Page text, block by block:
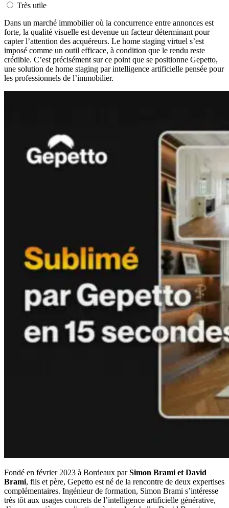
Très utile
Dans un marché immobilier où la concurrence entre annonces est
forte, la qualité visuelle est devenue un facteur déterminant pour
capter l’attention des acquéreurs. Le home staging virtuel s’est
imposé comme un outil efficace, à condition que le rendu reste
crédible. C’est précisément sur ce point que se positionne Gepetto,
une solution de home staging par intelligence artificielle pensée pour
les professionnels de l’immobilier.
Fondé en février 2023 à Bordeaux parSimon Brami et David
Brami, fils et père, Gepetto est né de la rencontre de deux expertises
complémentaires. Ingénieur de formation, Simon Brami s’intéresse
très tôt aux usages concrets de l’intelligence artificielle générative,